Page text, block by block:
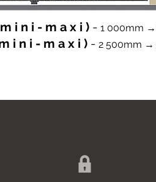
i n i - m a x i ) - 1 000mm
i n i - m a x i ) - 2 500mm →